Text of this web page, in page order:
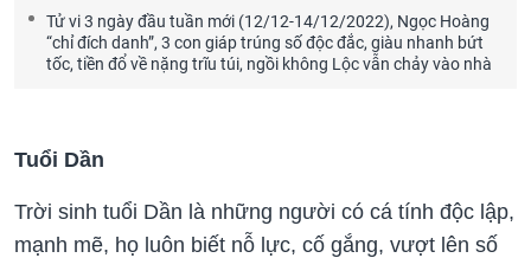
Tử vi 3 ngày đầu tuần mới (12/12-14/12/2022), Ngọc Hoàng
“chỉ đích danh”, 3 con giáp trúng số độc đắc, giàu nhanh bứt
tốc, tiền đổ về nặng trĩu túi, ngồi không Lộc vẫn chảy vào nhà
Tuổi Dần
Trời sinh tuổi Dần là những người có cá tính độc lập,
mạnh mẽ, họ luôn biết nỗ lực, cố gắng, vượt lên số